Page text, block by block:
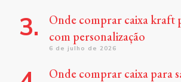
Onde comprar caixa kraft
com personalização
6 de julho de 2026
Onde comprar caixa para